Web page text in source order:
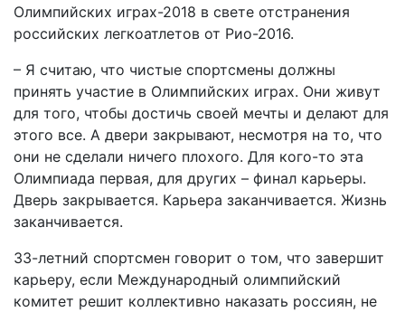
Олимпийских играх-2018 в свете отстранения
российских легкоатлетов от Рио-2016.
– Я считаю, что чистые спортсмены должны
принять участие в Олимпийских играх. Они живут
для того, чтобы достичь своей мечты и делают для
этого все. А двери закрывают, несмотря на то, что
они не сделали ничего плохого. Для кого-то эта
Олимпиада первая, для других – финал карьеры.
Дверь закрывается. Карьера заканчивается. Жизнь
заканчивается.
33-летний спортсмен говорит о том, что завершит
карьеру, если Международный олимпийский
комитет решит коллективно наказать россиян, не